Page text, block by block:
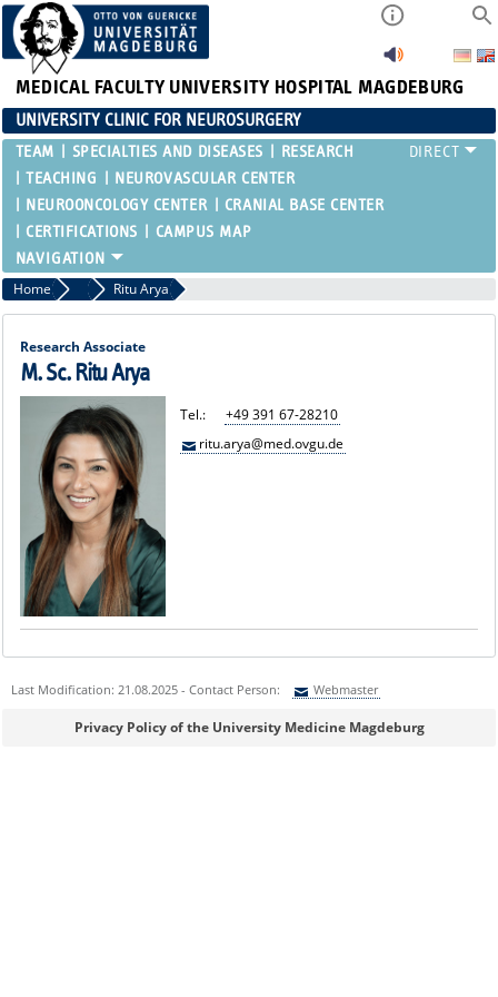
MEDICAL FACULTY UNIVERSITY HOSPITAL MAGDEBURG
UNIVERSITY CLINIC FOR NEUROSURGERY
TEAM SPECIALTIES AND DISEASES
RESEARCH
TEACHING
NEUROVASCULAR CENTER
NEUROONCOLOGY CENTER
CRANIAL BASE CENTER
CERTIFICATIONS
CAMPUS MAP
Home Lednik, Pourgonabadi, Schaufler, Kaya
Ritu Arya
Research Associate
M. Sc. Ritu Arya
Tel.:
+49 391 67-28210
ritu.arya@med.ovgu.de
Last Modification: 21.08.2025 - Contact Person: Webmaster
Sie können eine Nachricht versenden an:Webmaster
Privacy Policy of the University Medicine Magdeburg